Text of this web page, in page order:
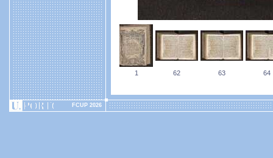
1 62 63 64
FCUP 2026